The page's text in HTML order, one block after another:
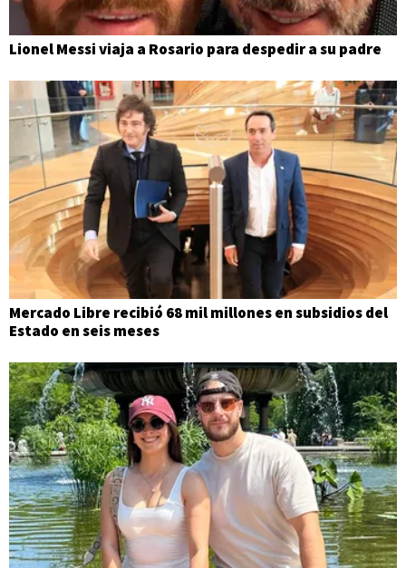
Lionel Messi viaja a Rosario para despedir a su padre
Mercado Libre recibió 68 mil millones en subsidios del
Estado en seis meses